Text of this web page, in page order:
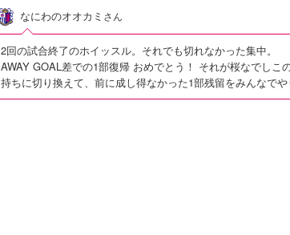
なにわのオオカミ さん
2回の試合終了のホイッスル。それでも切れなかった集中。
AWAY GOAL差での1部復帰 おめでとう！ それが桜なでしこ
持ちに切り換えて、前に成し得なかった1部残留をみんなで